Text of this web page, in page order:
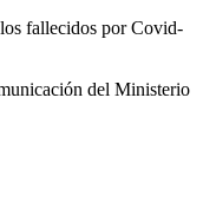
fallecidos por Covid-
del Ministerio